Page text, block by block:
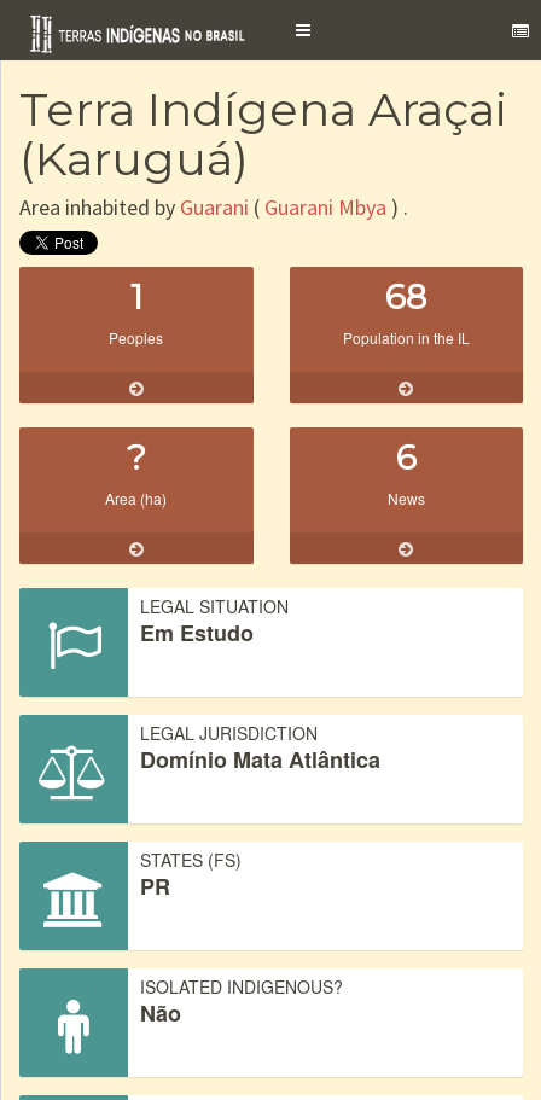
Toggle
Terra Indígena Araçai
(Karuguá)
Area inhabited by Guarani ( Guarani Mbya ) .
1
Peoples
68
Population in the IL
?
Area (ha)
6
News
LEGAL SITUATION
Em Estudo
LEGAL JURISDICTION
Domínio Mata Atlântica
STATES (FS)
PR
ISOLATED INDIGENOUS?
Não